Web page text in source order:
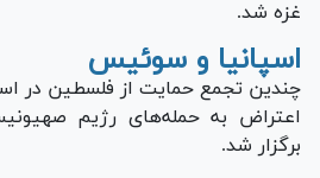
غزه شد.
اسپانیا و سوئیس
چندین تجمع حمایت از فلسطین در
اعتراض به حمله‌های رژیم
برگزار شد.